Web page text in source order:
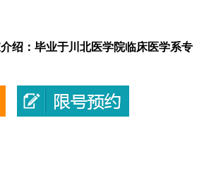
绍：毕业于川北医学院临床医学系专